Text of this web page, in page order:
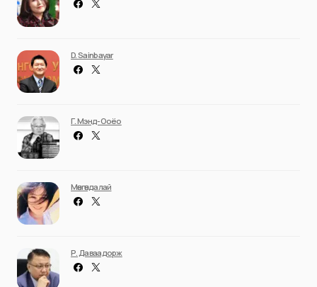
D. Sainbayar
Г. Мэнд-Ооёо
Мөнгөндалай
Р. Даваадорж